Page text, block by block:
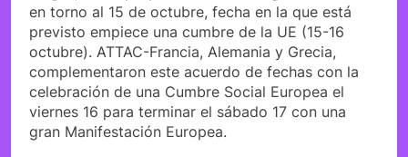
en torno al 15 de octubre, fecha en la que está
previsto empiece una cumbre de la UE (15-16
octubre). ATTAC-Francia, Alemania y Grecia,
complementaron este acuerdo de fechas con la
celebración de una Cumbre Social Europea el
viernes 16 para terminar el sábado 17 con una
gran Manifestación Europea.